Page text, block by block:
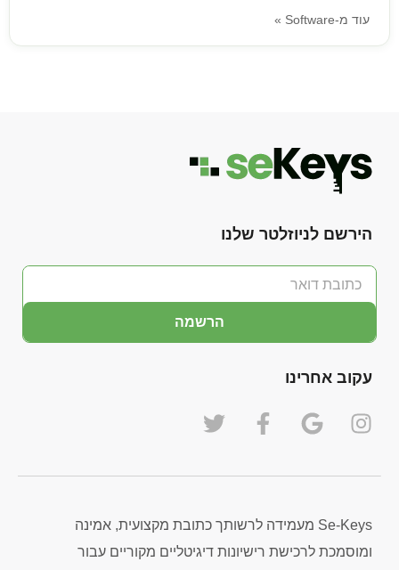
עוד מ-Software »
הירשם לניוזלטר שלנו
הרשמה
עקוב אחרינו
Se-Keys מעמידה לרשותך כתובת מקצועית, אמינה
ומוסמכת לרכישת רישיונות דיגיטליים מקוריים עבור